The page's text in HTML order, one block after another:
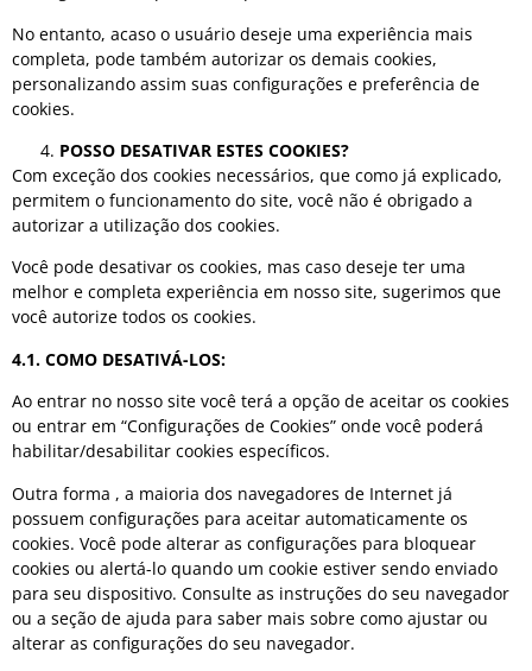
No entanto, acaso o usuário deseje uma experiência mais
completa, pode também autorizar os demais cookies,
personalizando assim suas configurações e preferência de
cookies.
POSSO DESATIVAR ESTES COOKIES?
Com exceção dos cookies necessários, que como já explicado,
permitem o funcionamento do site, você não é obrigado a
autorizar a utilização dos cookies.
Você pode desativar os cookies, mas caso deseje ter uma
melhor e completa experiência em nosso site, sugerimos que
você autorize todos os cookies.
4.1. COMO DESATIVÁ-LOS:
Ao entrar no nosso site você terá a opção de aceitar os cookies
ou entrar em “Configurações de Cookies” onde você poderá
habilitar/desabilitar cookies específicos.
Outra forma , a maioria dos navegadores de Internet já
possuem configurações para aceitar automaticamente os
cookies. Você pode alterar as configurações para bloquear
cookies ou alertá-lo quando um cookie estiver sendo enviado
para seu dispositivo. Consulte as instruções do seu navegador
ou a seção de ajuda para saber mais sobre como ajustar ou
alterar as configurações do seu navegador.